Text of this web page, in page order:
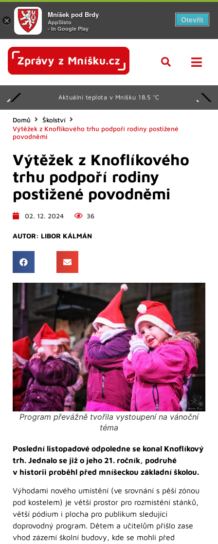
Aktuální teplota v Mníšku 18.5 °C
Domů
Školství
Výtěžek z Knoflíkového trhu podpoří rodiny postižené
povodněmi
Výtěžek z Knoflíkového
trhu podpoří rodiny
postižené povodněmi
02. 12. 2024 36
AUTOR: LIBOR KÁLMÁN
Program převážně tvořila vystoupení na vánoční
téma
Poslední listopadové odpoledne se konal Knoflíkový
trh. Jednalo se již o jeho 21. ročník, podruhé
v historii proběhl před mníšeckou základní školou.
Výhodami nového umístění (ve srovnání s pěší zónou
pod kostelem) je větší prostor pro rozmístění stánků,
větší pódium i plocha pro publikum sledující
doprovodný program. Dětem a učitelům přišlo zase
vhod zázemí školní budovy, kde se mohli před
×
Mníšek pod Brdy
AppSisto
- In Google Play
Otevřít